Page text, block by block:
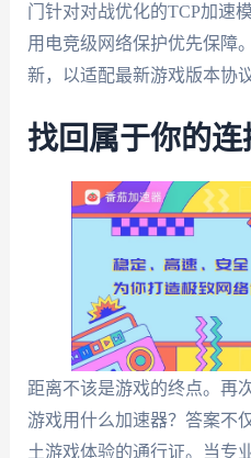
门针对对战优化的TCP加速
用电竞级网络保护优先保障
新，以适配最新游戏版本协议
找回属于你的连
距离不该是游戏的终点。再
游戏用什么加速器？答案不
土游戏体验的通行证。当专